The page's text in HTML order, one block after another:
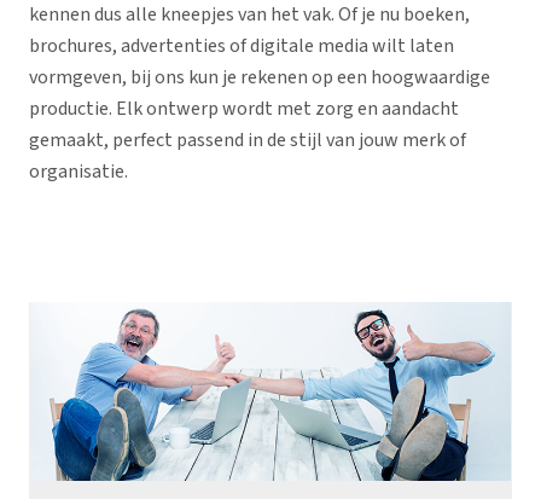
kennen dus alle kneepjes van het vak. Of je nu boeken,
brochures, advertenties of digitale media wilt laten
vormgeven, bij ons kun je rekenen op een hoogwaardige
productie. Elk ontwerp wordt met zorg en aandacht
gemaakt, perfect passend in de stijl van jouw merk of
organisatie.